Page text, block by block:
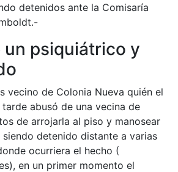
detenidos ante la Comisaría
un psiquiátrico y
vecino de Colonia Nueva quién el
abusó de una vecina de
de arrojarla al piso y manosear
detenido distante a varias
ocurriera el hecho (
en un primer momento el